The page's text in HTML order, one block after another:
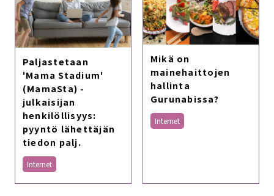
Paljastetaan
'Mama Stadium'
(MamaSta) -
julkaisijan
henkilöllisyys:
pyyntö lähettäjän
tiedon palj.
Internet
Mikä on
mainehaittojen
hallinta
Gurunabissa?
Internet